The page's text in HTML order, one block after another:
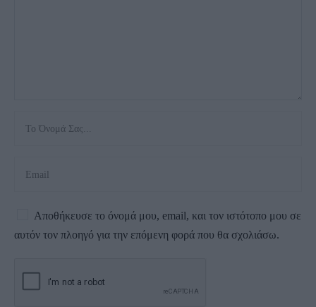
Αποθήκευσε το όνομά μου, email, και τον ιστότοπο μου σε
αυτόν τον πλοηγό για την επόμενη φορά που θα σχολιάσω.